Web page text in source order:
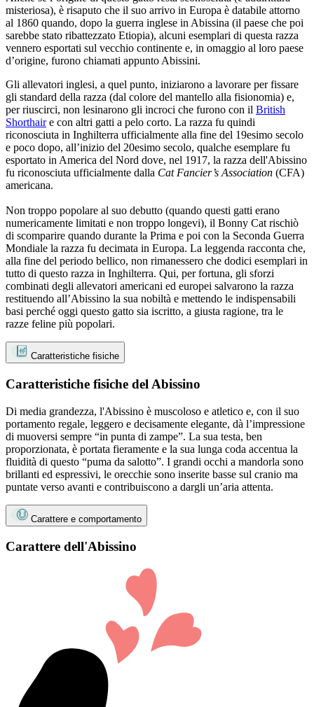
misteriosa), è risaputo che il suo arrivo in Europa è databile attorno
al 1860 quando, dopo la guerra inglese in Abissina (il paese che poi
sarebbe stato ribattezzato Etiopia), alcuni esemplari di questa razza
vennero esportati sul vecchio continente e, in omaggio al loro paese
d’origine, furono chiamati appunto Abissini.
Gli allevatori inglesi, a quel punto, iniziarono a lavorare per fissare
gli standard della razza (dal colore del mantello alla fisionomia) e,
per riuscirci, non lesinarono gli incroci che furono con il British
Shorthaire con altri gatti a pelo corto. La razza fu quindi
riconosciuta in Inghilterra ufficialmente alla fine del 19esimo secolo
e poco dopo, all’inizio del 20esimo secolo, qualche esemplare fu
esportato in America del Nord dove, nel 1917, la razza dell'Abissino
fu riconosciuta ufficialmente dalla Cat Fancier’s Association (CFA)
americana.
Non troppo popolare al suo debutto (quando questi gatti erano
numericamente limitati e non troppo longevi), il Bonny Cat rischiò
di scomparire quando durante la Prima e poi con la Seconda Guerra
Mondiale la razza fu decimata in Europa. La leggenda racconta che,
alla fine del periodo bellico, non rimanessero che dodici esemplari in
tutto di questo razza in Inghilterra. Qui, per fortuna, gli sforzi
combinati degli allevatori americani ed europei salvarono la razza
restituendo all’Abissino la sua nobiltà e mettendo le indispensabili
basi perché oggi questo gatto sia iscritto, a giusta ragione, tra le
razze feline più popolari.
Caratteristiche fisiche
Caratteristiche fisiche del Abissino
Di media grandezza, l'Abissino è muscoloso e atletico e, con il suo
portamento regale, leggero e decisamente elegante, dà l’impressione
di muoversi sempre “in punta di zampe”. La sua testa, ben
proporzionata, è portata fieramente e la sua lunga coda accentua la
fluidità di questo “puma da salotto”. I grandi occhi a mandorla sono
brillanti ed espressivi, le orecchie sono inserite basse sul cranio ma
puntate verso avanti e contribuiscono a dargli un’aria attenta.
Carattere e comportamento
Carattere dell'Abissino